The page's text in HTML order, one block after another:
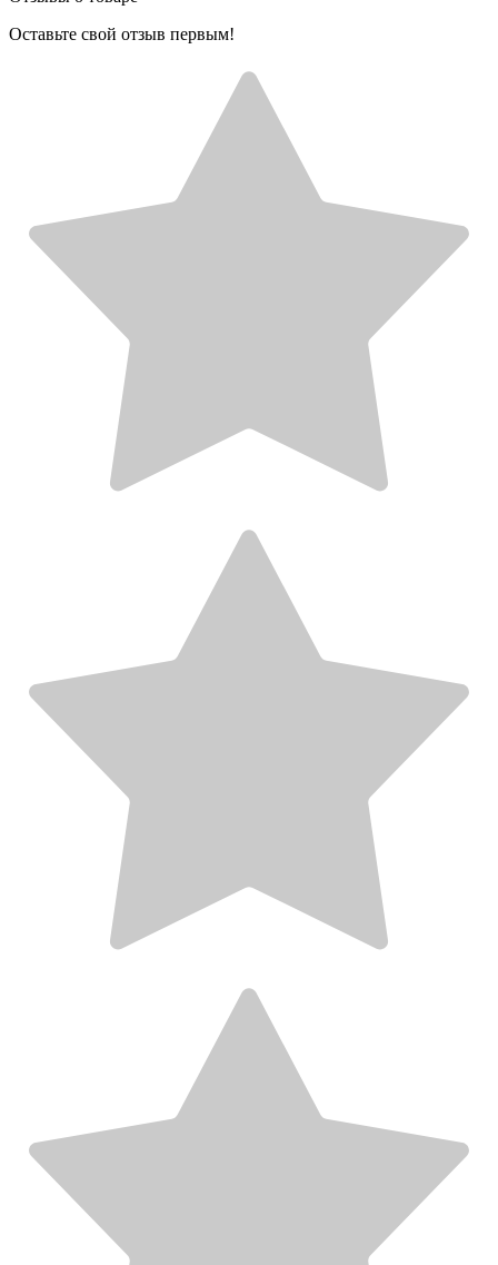
Оставьте свой отзыв первым!